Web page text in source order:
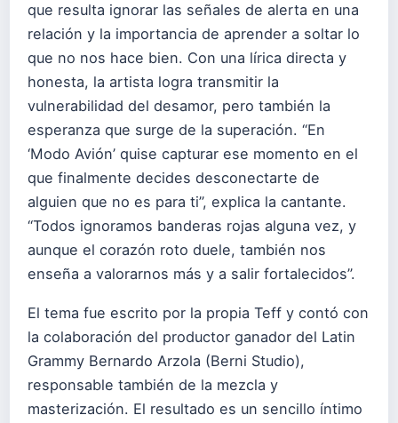
que resulta ignorar las señales de alerta en una
relación y la importancia de aprender a soltar lo
que no nos hace bien. Con una lírica directa y
honesta, la artista logra transmitir la
vulnerabilidad del desamor, pero también la
esperanza que surge de la superación. “En
‘Modo Avión’ quise capturar ese momento en el
que finalmente decides desconectarte de
alguien que no es para ti”, explica la cantante.
“Todos ignoramos banderas rojas alguna vez, y
aunque el corazón roto duele, también nos
enseña a valorarnos más y a salir fortalecidos”.
El tema fue escrito por la propia Teff y contó con
la colaboración del productor ganador del Latin
Grammy Bernardo Arzola (Berni Studio),
responsable también de la mezcla y
masterización. El resultado es un sencillo íntimo